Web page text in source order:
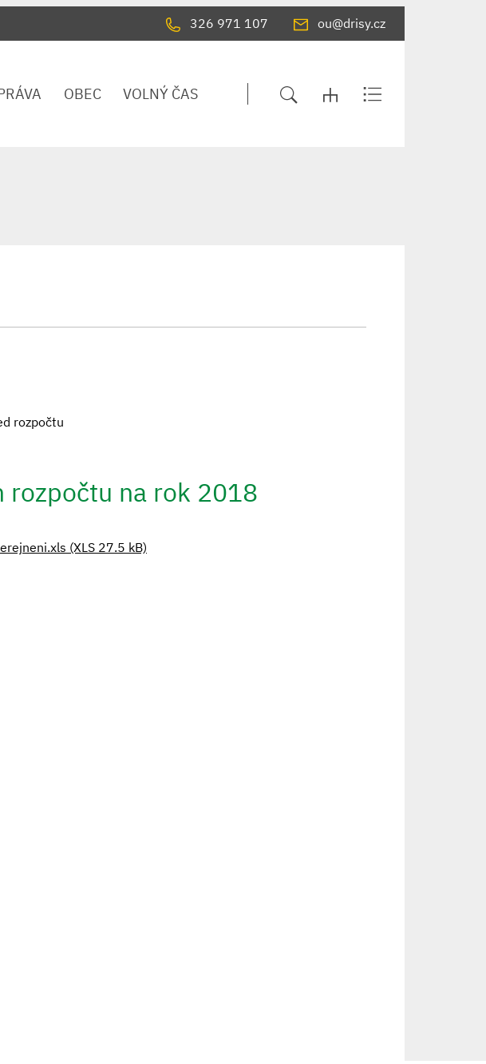
326 971 107 ou@drisy.cz
OBEC VOLNÝ ČAS
rozpočtu
rozpočtu na rok 2018
(XLS 27.5 kB)